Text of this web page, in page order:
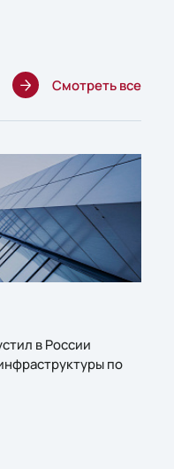
Смотреть все
в России
по